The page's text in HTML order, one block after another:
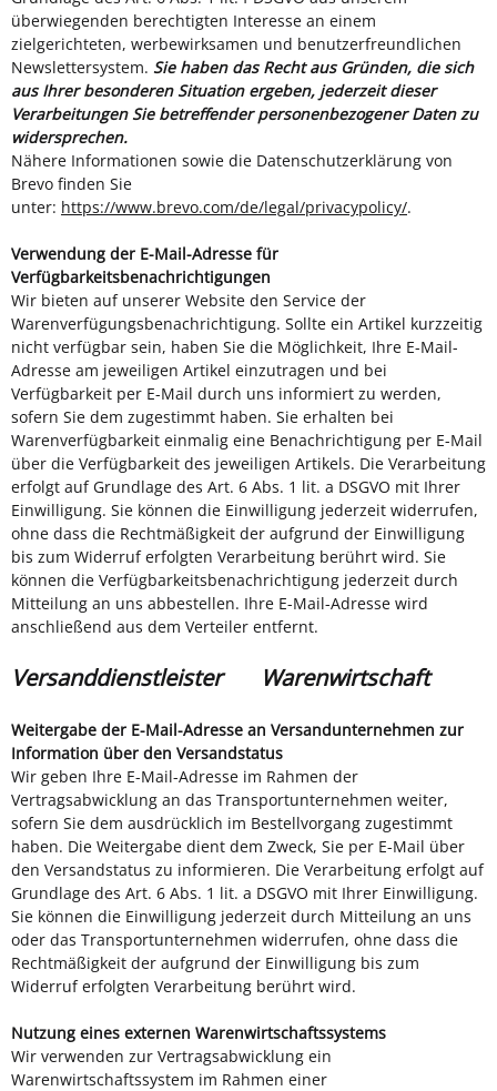
überwiegenden berechtigten Interesse an einem
zielgerichteten, werbewirksamen und benutzerfreundlichen
Newslettersystem. Sie haben das Recht aus Gründen, die sich
aus Ihrer besonderen Situation ergeben, jederzeit dieser
Verarbeitungen Sie betreffender personenbezogener Daten zu
widersprechen.
Nähere Informationen sowie die Datenschutzerklärung von
Brevo finden Sie
unter: https://www.brevo.com/de/legal/privacypolicy/.
Verwendung der E-Mail-Adresse für
Verfügbarkeitsbenachrichtigungen
Wir bieten auf unserer Website den Service der
Warenverfügungsbenachrichtigung. Sollte ein Artikel kurzzeitig
nicht verfügbar sein, haben Sie die Möglichkeit, Ihre E-Mail-
Adresse am jeweiligen Artikel einzutragen und bei
Verfügbarkeit per E-Mail durch uns informiert zu werden,
sofern Sie dem zugestimmt haben. Sie erhalten bei
Warenverfügbarkeit einmalig eine Benachrichtigung per E-Mail
über die Verfügbarkeit des jeweiligen Artikels. Die Verarbeitung
erfolgt auf Grundlage des Art. 6 Abs. 1 lit. a DSGVO mit Ihrer
Einwilligung. Sie können die Einwilligung jederzeit widerrufen,
ohne dass die Rechtmäßigkeit der aufgrund der Einwilligung
bis zum Widerruf erfolgten Verarbeitung berührt wird. Sie
können die Verfügbarkeitsbenachrichtigung jederzeit durch
Mitteilung an uns abbestellen. Ihre E-Mail-Adresse wird
anschließend aus dem Verteiler entfernt.
Versanddienstleister Warenwirtschaft
Weitergabe der E-Mail-Adresse an Versandunternehmen zur
Information über den Versandstatus
Wir geben Ihre E-Mail-Adresse im Rahmen der
Vertragsabwicklung an das Transportunternehmen weiter,
sofern Sie dem ausdrücklich im Bestellvorgang zugestimmt
haben. Die Weitergabe dient dem Zweck, Sie per E-Mail über
den Versandstatus zu informieren. Die Verarbeitung erfolgt auf
Grundlage des Art. 6 Abs. 1 lit. a DSGVO mit Ihrer Einwilligung.
Sie können die Einwilligung jederzeit durch Mitteilung an uns
oder das Transportunternehmen widerrufen, ohne dass die
Rechtmäßigkeit der aufgrund der Einwilligung bis zum
Widerruf erfolgten Verarbeitung berührt wird.
Nutzung eines externen Warenwirtschaftssystems
Wir verwenden zur Vertragsabwicklung ein
Warenwirtschaftssystem im Rahmen einer